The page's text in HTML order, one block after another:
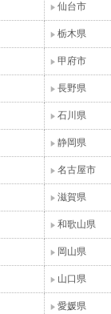
仙台市
栃木県
甲府市
長野県
石川県
静岡県
名古屋市
滋賀県
和歌山県
岡山県
山口県
愛媛県